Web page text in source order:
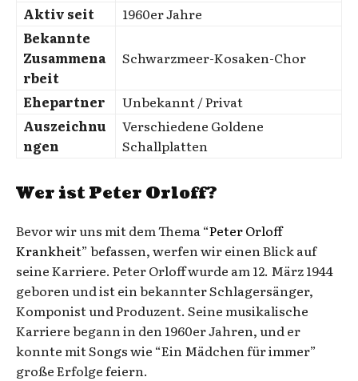
Aktiv seit
1960er Jahre
Bekannte
Zusammena
rbeit
Schwarzmeer-Kosaken-Chor
Ehepartner
Unbekannt / Privat
Auszeichnu
ngen
Verschiedene Goldene
Schallplatten
Wer ist Peter Orloff?
Bevor wir uns mit dem Thema “Peter Orloff
Krankheit” befassen, werfen wir einen Blick auf
seine Karriere. Peter Orloff wurde am 12. März 1944
geboren und ist ein bekannter Schlagersänger,
Komponist und Produzent. Seine musikalische
Karriere begann in den 1960er Jahren, und er
konnte mit Songs wie “Ein Mädchen für immer”
große Erfolge feiern.